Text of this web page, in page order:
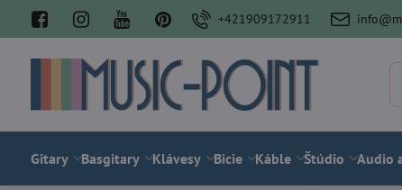
+421909172911
Gitary Basgitary Klávesy Bicie Káble Štúdio Audio